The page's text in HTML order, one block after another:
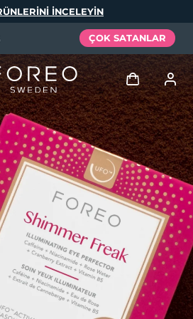
INCELEYIN
ÇOK SATANLAR
Giriş
Kullanici profi̇li̇
Cihazlarım
Siparişlerim
Adresim
Aboneliklerim
Tech Elixir
Set
Español
Português
Русский
中文 繁體中文